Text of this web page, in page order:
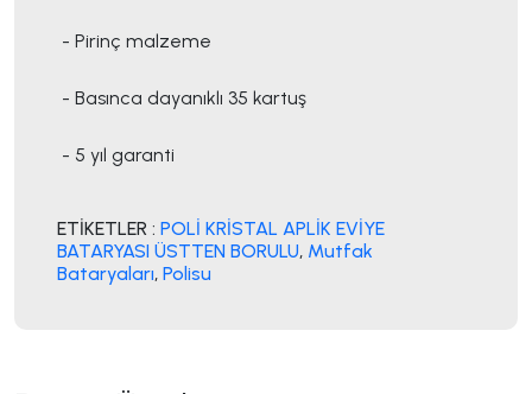
- Pirinç malzeme
- Basınca dayanıklı 35 kartuş
- 5 yıl garanti
ETİKETLER : POLİ KRİSTAL APLİK EVİYE
BATARYASI ÜSTTEN BORULU, Mutfak
Bataryaları, Polisu